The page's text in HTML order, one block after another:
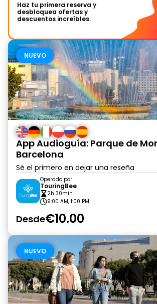
Haz tu primera reserva y
desbloquea ofertas y
descuentos increíbles.
NUEVO
App Audioguía: Parque de
Barcelona
Sé el primero en dejar una reseña
Operado por
TouringBee
2h 30min
9:00 AM, 1:00 PM
Desde€10.00
NUEVO